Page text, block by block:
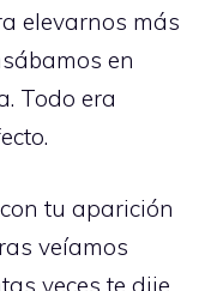
elevarnos más
en
Todo era
tu aparición
veíamos
veces te dije